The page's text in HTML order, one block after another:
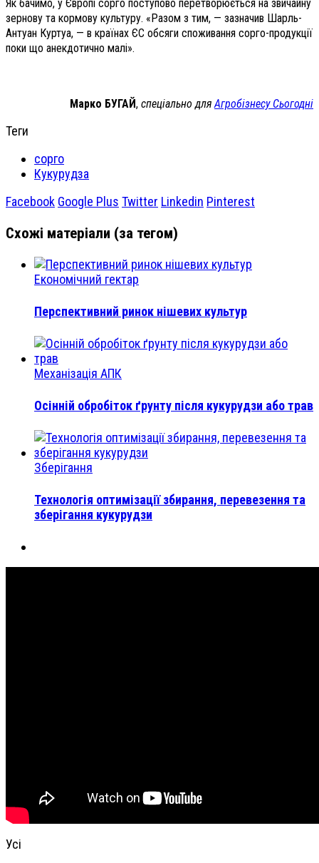
Як бачимо, у Європі сорго поступово перетворюється на звичайну
зернову та кормову культуру. «Разом з тим, — зазначив Шарль-
Антуан Куртуа, — в країнах ЄС обсяги споживання сорго-продукції
поки що анекдотично малі».
Марко БУГАЙ, спеціально дляАгробізнесу Сьогодні
Теги
сорго
Кукурудза
Facebook Google Plus Twitter Linkedin Pinterest
Схожі матеріали (за тегом)
Економічний гектар
Перспективний ринок нішевих культур
Механізація АПК
Осінній обробіток ґрунту після кукурудзи або трав
Зберігання
Технологія оптимізації збирання, перевезення та
зберігання кукурудзи
Усі